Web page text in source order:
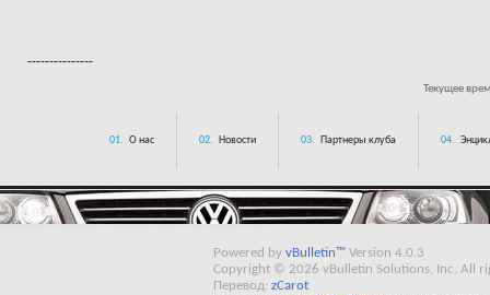
---------------
Текущее
01. О нас 02. Новости 03. Партнеры клуба 04.
Powered by vBulletin™ Version 4.0.3
Copyright © 2026 vBulletin Solutions, Inc. All
Перевод: zCarot